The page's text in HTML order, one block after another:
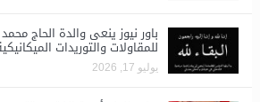
باور نيوز ينعى والدة الحاج
للمقاولات والتوريدات
يوليو 17, 2026